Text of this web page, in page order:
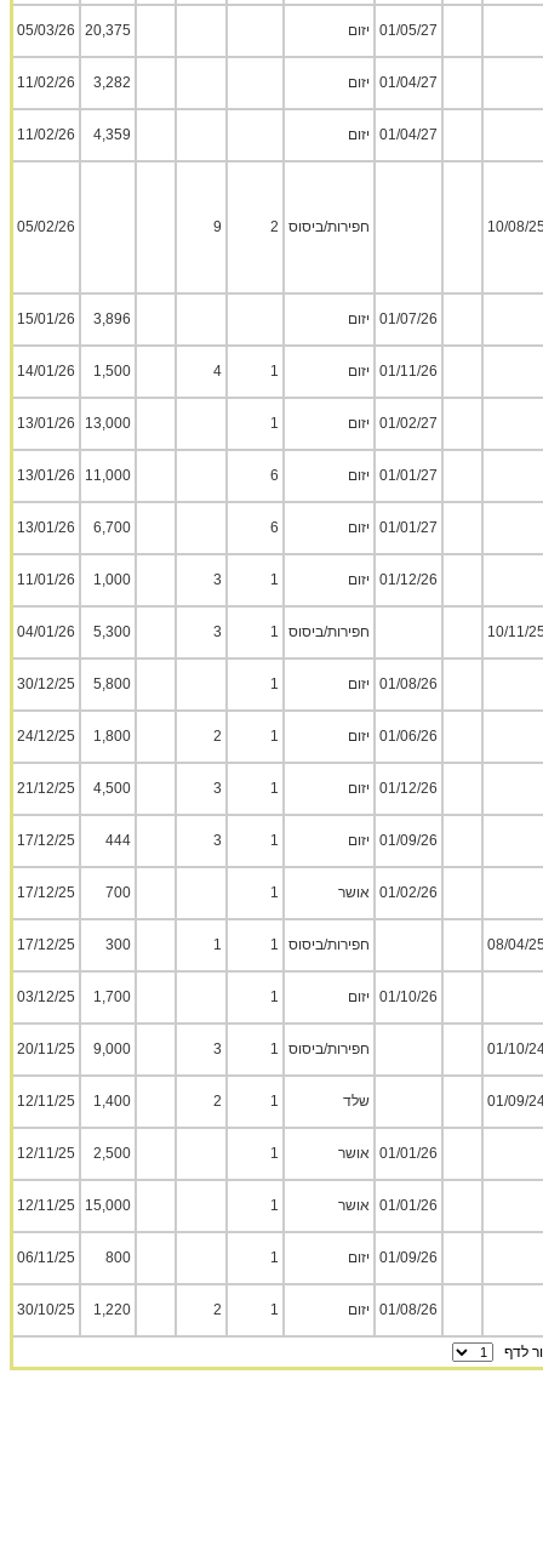
01/05/27 יזום 20,375
05/03/26
01/04/27 יזום 3,282
11/02/26
01/04/27 יזום 4,359
11/02/26
10/08/ חפירות/ביסוס 2
9
05/02/26
01/07/26 יזום 3,896
15/01/26
01/11/26 יזום 1
4
1,500
14/01/26
01/02/27 יזום 1
13,000
13/01/26
01/01/27 יזום 6
11,000
13/01/26
01/01/27 יזום 6
6,700
13/01/26
01/12/26 יזום 1
3
1,000
11/01/26
10/11/ חפירות/ביסוס 1
3
5,300
04/01/26
01/08/26 יזום 1
5,800
30/12/25
01/06/26 יזום 1
2
1,800
24/12/25
01/12/26 יזום 1
3
4,500
21/12/25
01/09/26 יזום 1
3
444
17/12/25
01/02/26 אושר 1
700
17/12/25
08/04/ חפירות/ביסוס 1
1
300
17/12/25
01/10/26 יזום 1
1,700
03/12/25
01/10/ חפירות/ביסוס 1
3
9,000
20/11/25
01/09/ שלד 1
2
1,400
12/11/25
01/01/26 אושר 1
2,500
12/11/25
01/01/26 אושר 1
15,000
12/11/25
01/09/26 יזום 1
800
06/11/25
01/08/26 יזום 1
2
1,220
30/10/25
לדף